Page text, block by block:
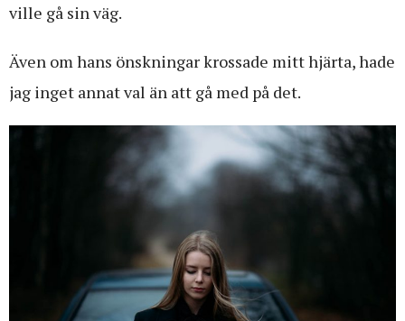
ville gå sin väg.
Även om hans önskningar krossade mitt hjärta, hade
jag inget annat val än att gå med på det.